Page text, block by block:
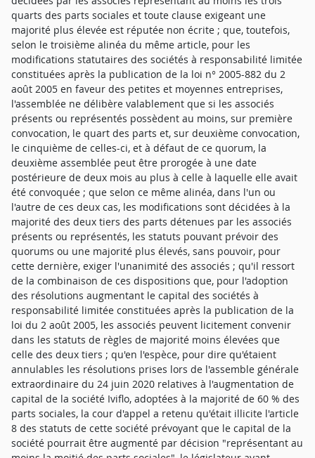
quarts des parts sociales et toute clause exigeant une
majorité plus élevée est réputée non écrite ; que, toutefois,
selon le troisième alinéa du même article, pour les
modifications statutaires des sociétés à responsabilité limitée
constituées après la publication de la loi n° 2005-882 du 2
août 2005 en faveur des petites et moyennes entreprises,
l'assemblée ne délibère valablement que si les associés
présents ou représentés possèdent au moins, sur première
convocation, le quart des parts et, sur deuxième convocation,
le cinquième de celles-ci, et à défaut de ce quorum, la
deuxième assemblée peut être prorogée à une date
postérieure de deux mois au plus à celle à laquelle elle avait
été convoquée ; que selon ce même alinéa, dans l'un ou
l'autre de ces deux cas, les modifications sont décidées à la
majorité des deux tiers des parts détenues par les associés
présents ou représentés, les statuts pouvant prévoir des
quorums ou une majorité plus élevés, sans pouvoir, pour
cette dernière, exiger l'unanimité des associés ; qu'il ressort
de la combinaison de ces dispositions que, pour l'adoption
des résolutions augmentant le capital des sociétés à
responsabilité limitée constituées après la publication de la
loi du 2 août 2005, les associés peuvent licitement convenir
dans les statuts de règles de majorité moins élevées que
celle des deux tiers ; qu'en l'espèce, pour dire qu'étaient
annulables les résolutions prises lors de l'assemble générale
extraordinaire du 24 juin 2020 relatives à l'augmentation de
capital de la société Iviflo, adoptées à la majorité de 60 % des
parts sociales, la cour d'appel a retenu qu'était illicite l'article
8 des statuts de cette société prévoyant que le capital de la
société pourrait être augmenté par décision "représentant au